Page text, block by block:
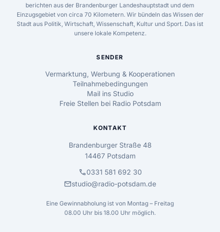
berichten aus der Brandenburger Landeshauptstadt und dem
Einzugsgebiet von circa 70 Kilometern. Wir bündeln das Wissen der
Stadt aus Politik, Wirtschaft, Wissenschaft, Kultur und Sport. Das ist
unsere lokale Kompetenz.
SENDER
Vermarktung, Werbung & Kooperationen
Teilnahmebedingungen
Mail ins Studio
Freie Stellen bei Radio Potsdam
KONTAKT
Brandenburger Straße 48
14467 Potsdam
call0331 581 692 30
mailstudio@radio-potsdam.de
Eine Gewinnabholung ist von Montag – Freitag
08.00 Uhr bis 18.00 Uhr möglich.